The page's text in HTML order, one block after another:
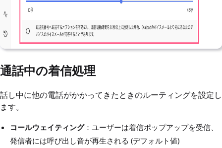
通話中の着信処理
話し中に他の電話がかかってきたときのルーティングを設定し
ます。
コールウェイティング：ユーザーは着信ポップアップを受信、
発信者には呼び出し音が再生される (デフォルト値)